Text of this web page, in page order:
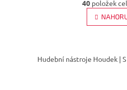
v
l
á
c
í
á
n
k
n
40 položek
Hudební nástroje Houdek |